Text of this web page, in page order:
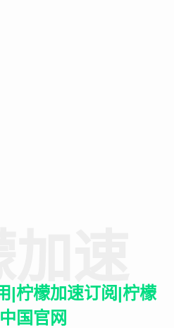
|柠檬加速订阅|柠檬
国官网